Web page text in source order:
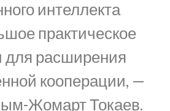
интеллекта
практическое
для расширения
кооперации, —
Жомарт Токаев.